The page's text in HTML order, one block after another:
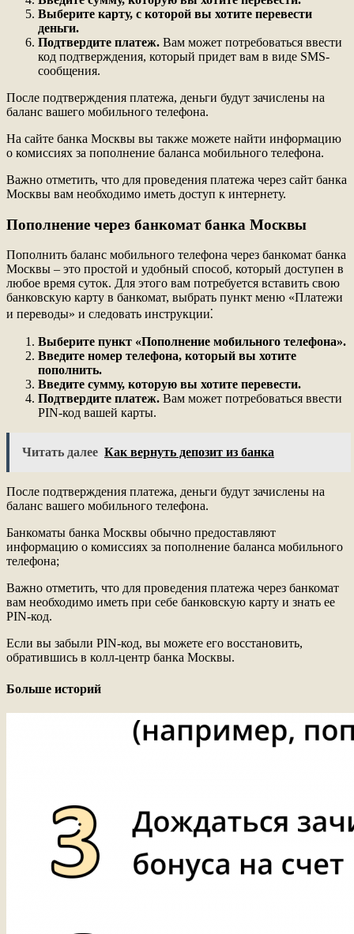
Выберите карту, с которой вы хотите перевести
деньги.
Подтвердите платеж. Вам может потребоваться ввести
код подтверждения, который придет вам в виде SMS-
сообщения.
После подтверждения платежа, деньги будут зачислены на
баланс вашего мобильного телефона.
На сайте банка Москвы вы также можете найти информацию
о комиссиях за пополнение баланса мобильного телефона.
Важно отметить, что для проведения платежа через сайт банка
Москвы вам необходимо иметь доступ к интернету.
Пополнение через банкомат банка Москвы
Пополнить баланс мобильного телефона через банкомат банка
Москвы – это простой и удобный способ, который доступен в
любое время суток. Для этого вам потребуется вставить свою
банковскую карту в банкомат, выбрать пункт меню «Платежи
и переводы» и следовать инструкции⁚
Выберите пункт «Пополнение мобильного телефона».
Введите номер телефона, который вы хотите
пополнить.
Введите сумму, которую вы хотите перевести.
Подтвердите платеж. Вам может потребоваться ввести
PIN-код вашей карты.
Читать далее Как вернуть депозит из банка
После подтверждения платежа, деньги будут зачислены на
баланс вашего мобильного телефона.
Банкоматы банка Москвы обычно предоставляют
информацию о комиссиях за пополнение баланса мобильного
телефона;
Важно отметить, что для проведения платежа через банкомат
вам необходимо иметь при себе банковскую карту и знать ее
PIN-код.
Если вы забыли PIN-код, вы можете его восстановить,
обратившись в колл-центр банка Москвы.
Больше историй